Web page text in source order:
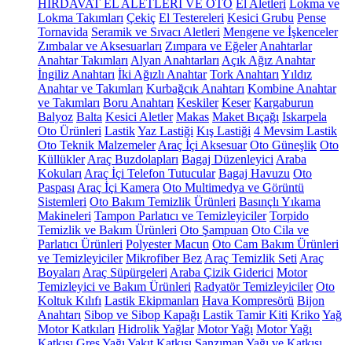
HIRDAVAT EL ALETLERİ VE OTO El Aletleri Lokma ve
Lokma Takımları Çekiç El Testereleri Kesici Grubu Pense
Tornavida Seramik ve Sıvacı Aletleri Mengene ve İşkenceler
Zımbalar ve Aksesuarları Zımpara ve Eğeler Anahtarlar
Anahtar Takımları Alyan Anahtarları Açık Ağız Anahtar
İngiliz Anahtarı İki Ağızlı Anahtar Tork Anahtarı Yıldız
Anahtar ve Takımları Kurbağcık Anahtarı Kombine Anahtar
ve Takımları Boru Anahtarı Keskiler Keser Kargaburun
Balyoz Balta Kesici Aletler Makas Maket Bıçağı Iskarpela
Oto Ürünleri LastikYaz Lastiği Kış Lastiği 4 Mevsim Lastik
Oto Teknik Malzemeler Araç İçi Aksesuar Oto Güneşlik Oto
Küllükler Araç Buzdolapları Bagaj Düzenleyici Araba
Kokuları Araç İçi Telefon Tutucular Bagaj Havuzu Oto
Paspası Araç İçi Kamera Oto Multimedya ve Görüntü
Sistemleri Oto Bakım Temizlik Ürünleri Basınçlı Yıkama
Makineleri Tampon Parlatıcı ve Temizleyiciler Torpido
Temizlik ve Bakım Ürünleri Oto Şampuan Oto Cila ve
Parlatıcı Ürünleri Polyester Macun Oto Cam Bakım Ürünleri
ve Temizleyiciler Mikrofiber Bez Araç Temizlik Seti Araç
Boyaları Araç Süpürgeleri Araba Çizik Giderici Motor
Temizleyici ve Bakım Ürünleri Radyatör Temizleyiciler Oto
Koltuk Kılıfı Lastik Ekipmanları Hava Kompresörü Bijon
Anahtarı Sibop ve Sibop Kapağı Lastik Tamir Kiti KrikoYağ
Motor Katkıları Hidrolik Yağlar Motor Yağı Motor Yağı